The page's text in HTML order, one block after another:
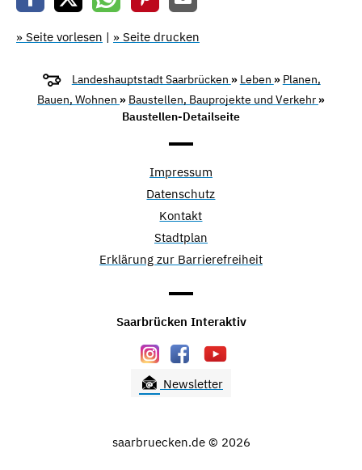
» Seite vorlesen | » Seite drucken
Landeshauptstadt Saarbrücken » Leben » Planen,
Bauen, Wohnen » Baustellen, Bauprojekte und Verkehr »
Baustellen-Detailseite
Impressum
Datenschutz
Kontakt
Stadtplan
Erklärung zur Barrierefreiheit
Saarbrücken Interaktiv
Newsletter
saarbruecken.de © 2026